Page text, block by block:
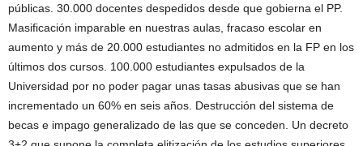
públicas. 30.000 docentes despedidos desde que gobierna el PP.
Masificación imparable en nuestras aulas, fracaso escolar en
aumento y más de 20.000 estudiantes no admitidos en la FP en los
últimos dos cursos. 100.000 estudiantes expulsados de la
Universidad por no poder pagar unas tasas abusivas que se han
incrementado un 60% en seis años. Destrucción del sistema de
becas e impago generalizado de las que se conceden. Un decreto